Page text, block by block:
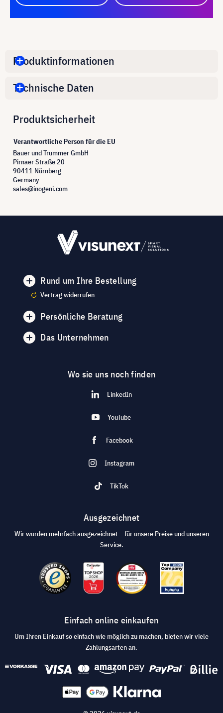
Produktinformationen
Technische Daten
Produktsicherheit
Verantwortliche Person für die EU
Bauer und Trummer GmbH
Pirnaer Straße 20
90411 Nürnberg
Germany
sales@inogeni.com
Rund um Ihre Bestellung
Vertrag widerrufen
Persönliche Beratung
Das Unternehmen
Wo sie uns noch finden
LinkedIn
YouTube
Facebook
Instagram
TikTok
Ausgezeichnet
Wir wurden mehrfach ausgezeichnet – für unsere Preise und unseren
Service.
Einfach online einkaufen
Um Ihren Einkauf so einfach wie möglich zu machen, bieten wir viele
Zahlungsarten an.